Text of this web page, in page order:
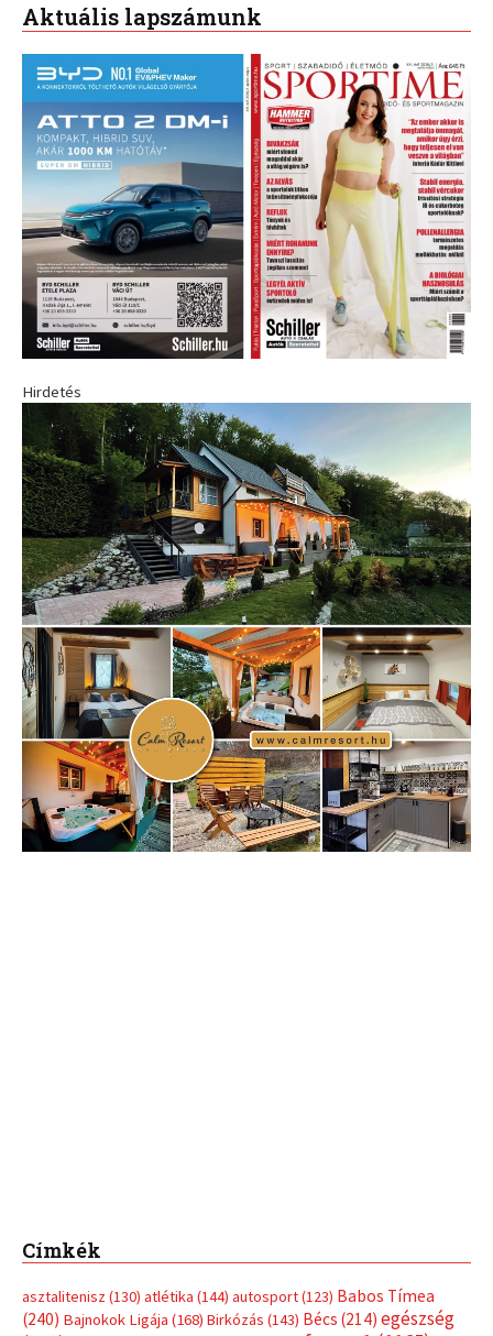
Aktuális lapszámunk
Hirdetés
Címkék
asztalitenisz (130) atlétika (144) autosport(123) Babos Tímea
(240) Bajnokok Ligája (168) Birkózás (143) Bécs (214) egészség